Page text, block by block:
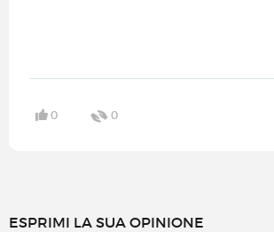
0 0
ESPRIMI LA SUA OPINIONE